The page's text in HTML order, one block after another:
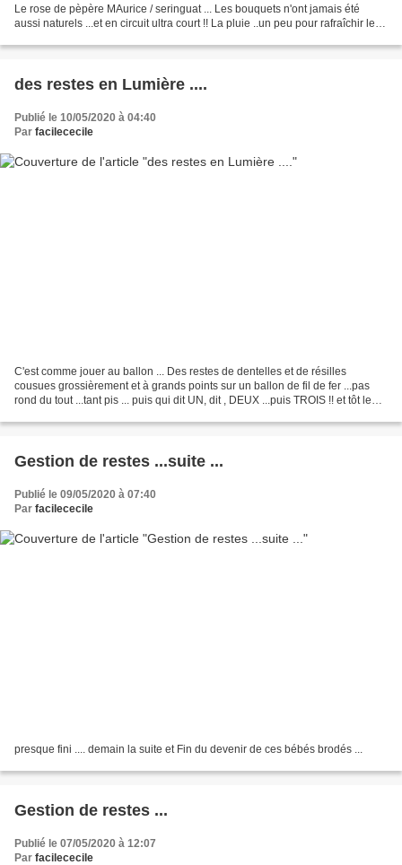
Le rose de pèpère MAurice / seringuat ... Les bouquets n'ont jamais été
aussi naturels ...et en circuit ultra court !! La pluie ..un peu pour rafraîchir les
des restes en Lumière ....
Publié le 10/05/2020 à 04:40
Par facilececile
C'est comme jouer au ballon ... Des restes de dentelles et de résilles
cousues grossièrement et à grands points sur un ballon de fil de fer ...pas
rond du tout ...tant pis ... puis qui dit UN, dit , DEUX ...puis TROIS !! et tôt le
Gestion de restes ...suite ...
Publié le 09/05/2020 à 07:40
Par facilececile
presque fini .... demain la suite et Fin du devenir de ces bébés brodés ...
Gestion de restes ...
Publié le 07/05/2020 à 12:07
Par facilececile